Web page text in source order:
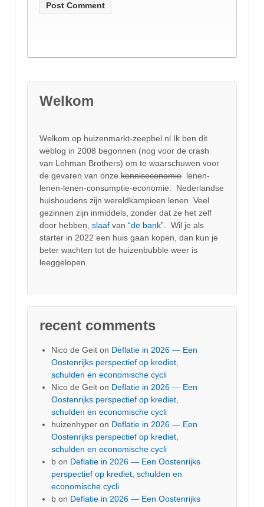
Welkom
Welkom op huizenmarkt-zeepbel.nl Ik ben dit
weblog in 2008 begonnen (nog voor de crash
van Lehman Brothers) om te waarschuwen voor
de gevaren van onze kenniseconomie lenen-
lenen-lenen-consumptie-economie. Nederlandse
huishoudens zijn wereldkampioen lenen. Veel
gezinnen zijn inmiddels, zonder dat ze het zelf
door hebben, slaaf van “de bank”.
Wil je als
starter in 2022 een huis gaan kopen, dan kun je
beter wachten tot de huizenbubble weer is
leeggelopen.
recent comments
Nico de Geit on Deflatie in 2026 — Een
Oostenrijks perspectief op krediet,
schulden en economische cycli
Nico de Geit on Deflatie in 2026 — Een
Oostenrijks perspectief op krediet,
schulden en economische cycli
huizenhyper on Deflatie in 2026 — Een
Oostenrijks perspectief op krediet,
schulden en economische cycli
b on Deflatie in 2026 — Een Oostenrijks
perspectief op krediet, schulden en
economische cycli
b on Deflatie in 2026 — Een Oostenrijks